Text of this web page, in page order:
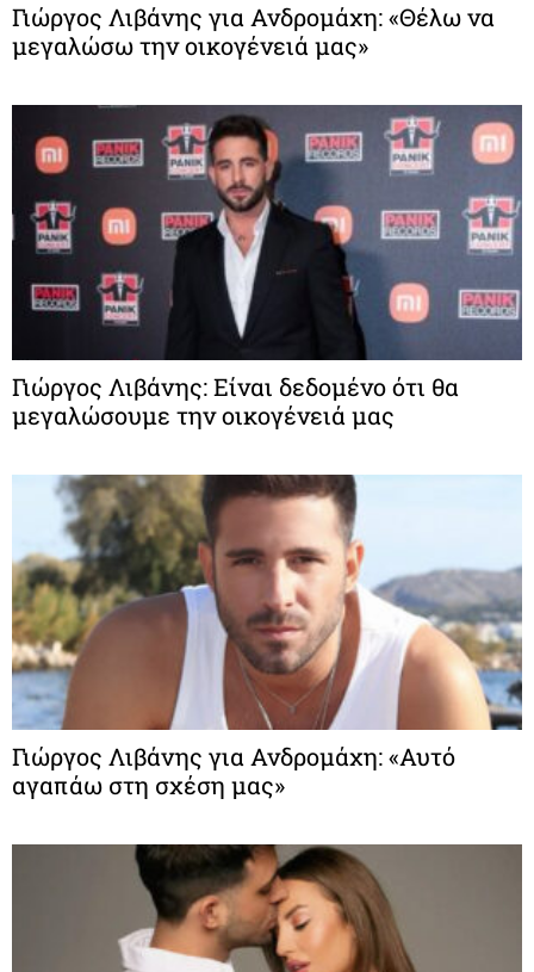
Γιώργος Λιβάνης για Ανδρομάχη: «Θέλω να
μεγαλώσω την οικογένειά μας»
Γιώργος Λιβάνης: Είναι δεδομένο ότι θα
μεγαλώσουμε την οικογένειά μας
Γιώργος Λιβάνης για Ανδρομάχη: «Αυτό
αγαπάω στη σχέση μας»